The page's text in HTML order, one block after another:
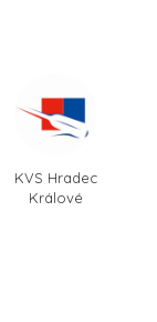
KVS Hradec
Králové